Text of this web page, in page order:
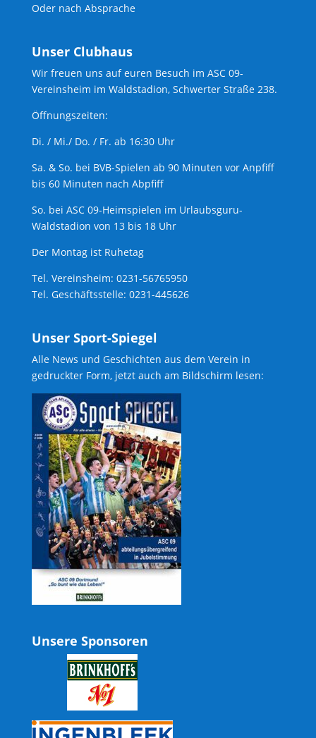
Oder nach Absprache
Unser Clubhaus
Wir freuen uns auf euren Besuch im ASC 09-
Vereinsheim im Waldstadion, Schwerter Straße 238.
Öffnungszeiten:
Di. / Mi./ Do. / Fr. ab 16:30 Uhr
Sa. & So. bei BVB-Spielen ab 90 Minuten vor Anpfiff
bis 60 Minuten nach Abpfiff
So. bei ASC 09-Heimspielen im Urlaubsguru-
Waldstadion von 13 bis 18 Uhr
Der Montag ist Ruhetag
Tel. Vereinsheim: 0231-56765950
Tel. Geschäftsstelle: 0231-445626
Unser Sport-Spiegel
Alle News und Geschichten aus dem Verein in
gedruckter Form, jetzt auch am Bildschirm lesen:
Unsere Sponsoren